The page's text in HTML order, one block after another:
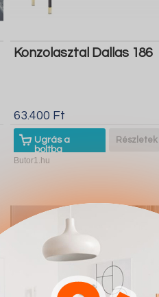
Konzolasztal Dallas 186
63.400 Ft
Ugrás a
boltba
Részletek
Butor1.hu